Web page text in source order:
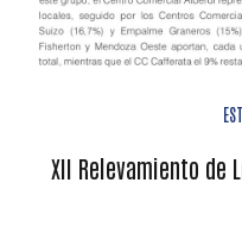
XII Relevamiento de